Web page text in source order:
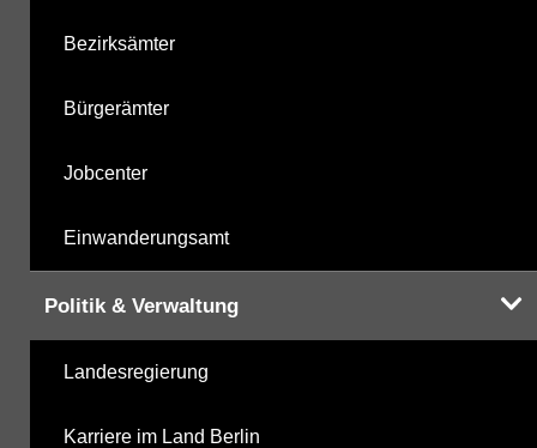
Bezirksämter
Bürgerämter
Jobcenter
Einwanderungsamt
Politik & Verwaltung
Landesregierung
Karriere im Land Berlin